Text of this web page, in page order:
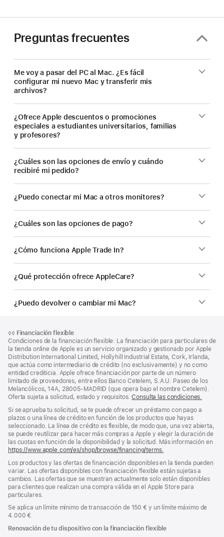
Preguntas frecuentes
Me voy a pasar del PC al Mac. ¿Es fácil
configurar mi nuevo Mac y transferir mis
archivos?
¿Ofrece Apple descuentos o promociones
especiales a estudiantes universitarios, familias
y profesores?
¿Cuáles son las opciones de envío y cuándo
recibiré mi pedido?
¿Puedo conectar mi Mac a otros monitores?
¿Cuáles son las opciones de pago?
¿Cómo funciona Apple Trade In?
¿Qué protección ofrece AppleCare?
¿Puedo devolver o cambiar mi Mac?
a
pie
de
página
al
pie
Nota
a
pie
de
página
◊◊ Financiación flexible
Condiciones de la financiación flexible: La financiación para particulares de
la tienda online de Apple es un servicio organizado y gestionado por Apple
Distribution International Limited, Hollyhill Industrial Estate, Cork, Irlanda,
que actúa como intermediario de crédito (no exclusivamente) y no como
entidad crediticia. Apple ofrece financiación por parte de un número
limitado de proveedores, entre ellos Banco Cetelem, S.A.U. Paseo de los
Melancólicos, 14A, 28005-MADRID (que opera bajo el nombre Cetelem).
Oferta sujeta a solicitud, estado y requisitos.Consulta las condiciones.
Si se aprueba tu solicitud, se te puede ofrecer un préstamo con pago a
plazos o una línea de crédito en función de los productos que hayas
seleccionado. La línea de crédito es flexible, de modo que, una vez abierta,
se puede reutilizar para hacer más compras a Apple y elegir la duración de
las cuotas en función de la disponibilidad y la solicitud. Más información en
https://www.apple.com/es/shop/browse/financing/terms.
Los productos y las ofertas de financiación disponibles en la tienda pueden
variar. Las ofertas disponibles con financiación flexible están sujetas a
cambios. Las ofertas que se muestran actualmente solo están disponibles
para clientes que realizan una compra válida en el Apple Store para
particulares.
Se aplica un límite mínimo de transacción de 150 € y un límite máximo de
4.000 €.
Renovación de tu dispositivo con la financiación flexible